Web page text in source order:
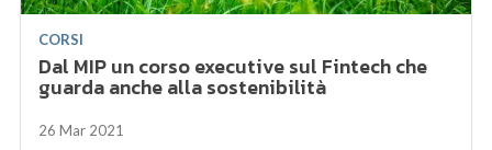
CORSI
Dal MIP un corso executive sul Fintech che
guarda anche alla sostenibilità
26 Mar 2021